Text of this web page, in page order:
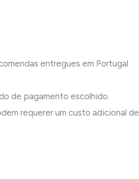
entregues em Portugal
de pagamento escolhido.
requerer um custo adicional de